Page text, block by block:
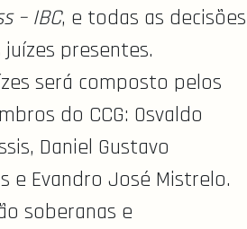
– IBC, e todas as decisões
presentes.
será composto pelos
do CCG: Osvaldo
Daniel Gustavo
e Evandro José Mistrelo.
soberanas e